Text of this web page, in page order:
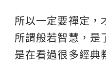
所以一定要禪定，
所謂般若智慧，是
是在看過很多經典